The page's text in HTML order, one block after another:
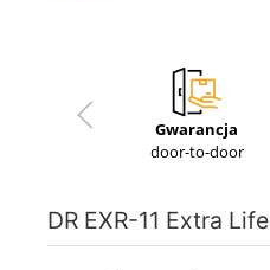
Gwarancja
door-to-door
DR EXR-11 Extra Life